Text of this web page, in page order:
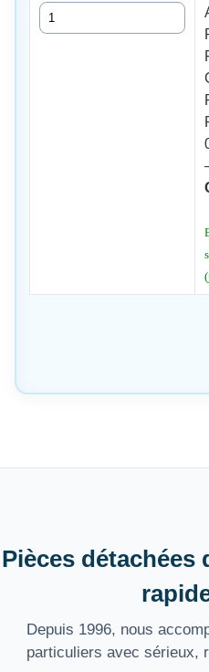
Quantité
Pièces détachées
Depuis 1996, nous
particuliers avec sérieux,